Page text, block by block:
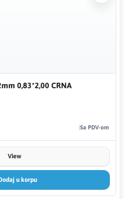
0,83*2,00 CRNA
Sa PDV-om
View
u korpu